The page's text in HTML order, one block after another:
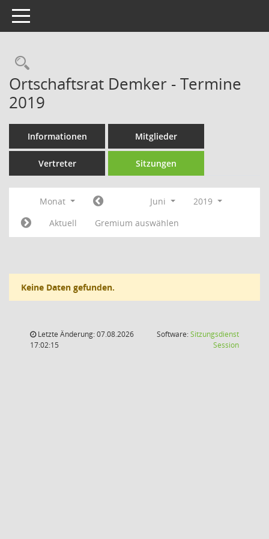
Toggle navigation
Rechercheauswahl
Ortschaftsrat Demker - Termine
2019
Informationen Mitglieder
Vertreter Sitzungen
Monat Juni
2019
Aktuell
Gremium auswählen
Keine Daten gefunden.
Letzte Änderung: 07.08.2026
17:02:15
Software:Sitzungsdienst
Session(Wird in